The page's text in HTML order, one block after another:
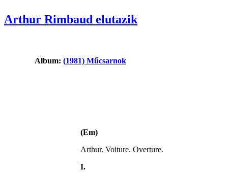
Arthur Rimbaud elutazik
Album: (1981) Műcsarnok
(Em)
Arthur. Voiture. Overture.
I.